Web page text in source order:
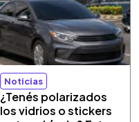
Noticias
¿Tenés polarizados
los vidrios o stickers